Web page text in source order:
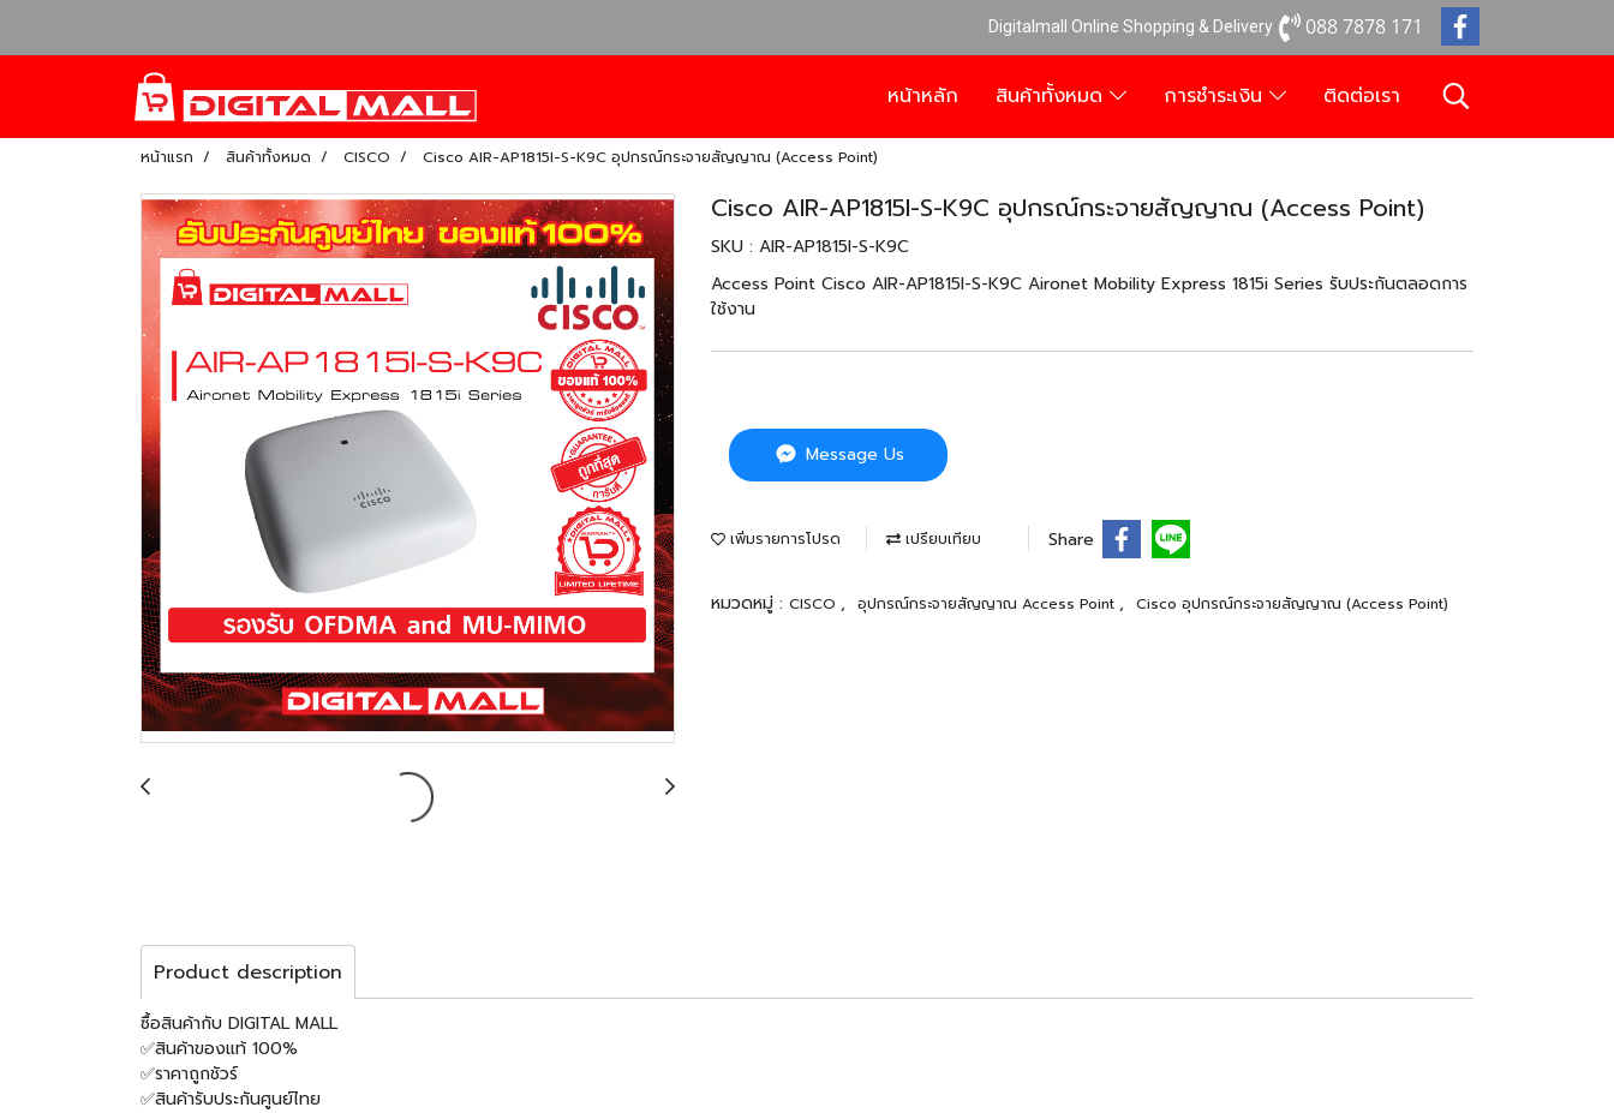
Digitalmall Online Shopping & Delivery 088 7878 171
หน้าหลัก สินค้าทั้งหมด การชำระเงิน ติดต่อเรา
หน้าแรก สินค้าทั้งหมด CISCO Cisco AIR-AP1815I-S-K9C อุปกรณ์กระจายสัญญาณ (Access Point)
Cisco AIR-AP1815I-S-K9C อุปกรณ์กระจายสัญญาณ (Access Point)
SKU : AIR-AP1815I-S-K9C
Access Point Cisco AIR-AP1815I-S-K9C Aironet Mobility Express 1815i Series รับประกันตลอดการ
ใช้งาน
Message Us
เพิ่มรายการโปรด เปรียบเทียบ Share
หมวดหมู่ : CISCO , อุปกรณ์กระจายสัญญาณ Access Point , Cisco อุปกรณ์กระจายสัญญาณ (Access Point)
Product description
ซื้อสินค้ากับ DIGITAL MALL
✅สินค้าของแท้ 100%
✅ราคาถูกชัวร์
✅สินค้ารับประกันศูนย์ไทย